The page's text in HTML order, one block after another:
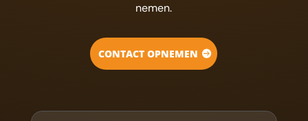
nemen.
CONTACT OPNEMEN